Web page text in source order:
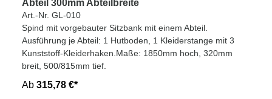
Abteil 300mm Abteilbreite
Art.-Nr. GL-010
Spind mit vorgebauter Sitzbank mit einem Abteil.
Ausführung je Abteil: 1 Hutboden, 1 Kleiderstange mit 3
Kunststoff-Kleiderhaken.Maße: 1850mm hoch, 320mm
breit, 500/815mm tief.
Ab 315,78 €*